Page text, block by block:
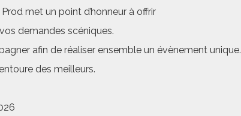
met un point d’honneur à offrir
demandes scéniques.
afin de réaliser ensemble un évènement unique.
des meilleurs.